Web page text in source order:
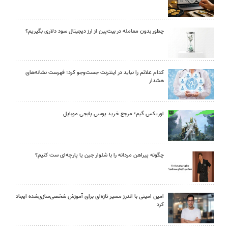
چطور بدون معامله در بیت‌پین از ارز دیجیتال سود دلاری بگیریم؟
کدام علائم را نباید در اینترنت جست‌وجو کرد؛ فهرست نشانه‌های
هشدار
اوریکس گیم؛ مرجع خرید یوسی پابجی موبایل
چگونه پیراهن مردانه را با شلوار جین یا پارچه‌ای ست کنیم؟
امین امینی با اندرز مسیر تازه‌ای برای آموزش شخصی‌سازی‌شده ایجاد
کرد